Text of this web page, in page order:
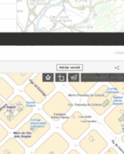
Visors
d’equipaments,
territorial de tots
Suport tècnic i
per a
ciutadania, amb
interoperable.